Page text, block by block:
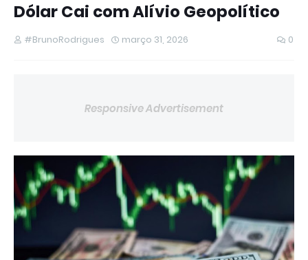
Dólar Cai com Alívio Geopolítico
#BrunoRodrigues março 31, 2026 0
Responsive Advertisement